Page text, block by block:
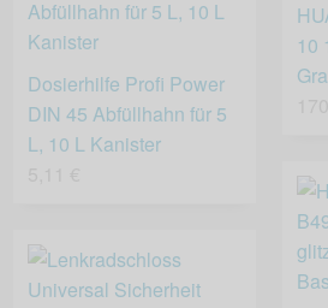
10
Dosierhilfe Profi Power
DIN 45 Abfüllhahn für 5
L, 10 L Kanister